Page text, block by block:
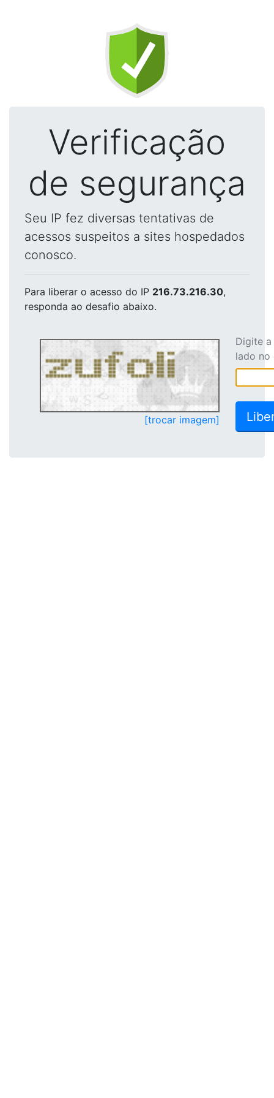
Verificação
de segurança
Seu IP fez diversas tentativas de
acessos suspeitos a sites hospedados
conosco.
Para liberar o acesso do IP 216.73.216.30,
responda ao desafio abaixo.
[trocar imagem]
Digite
lado no